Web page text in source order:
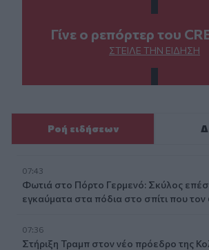
Γίνε ο ρεπόρτερ του
ΣΤΕΊΛΕ ΤΗΝ ΕΊΔΗΣΗ
Ροή ειδήσεων
07:43
Φωτιά στο Πόρτο Γερμενό: Σκύλος
εγκαύματα στα πόδια στο σπίτι που τον
07:36
Στήριξη Τραμπ στον νέο πρόεδρο της